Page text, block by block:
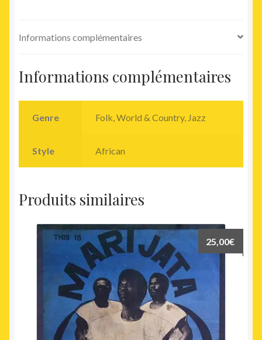
Informations complémentaires
Informations complémentaires
Genre Folk, World & Country, Jazz
Style African
Produits similaires
25,00€